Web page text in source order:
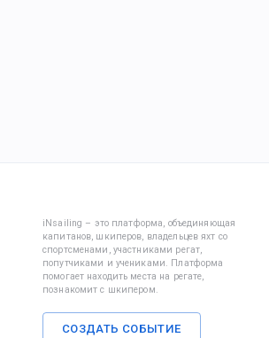
iNsailing – это платформа, объединяющая
капитанов, шкиперов, владельцев яхт со
спортсменами, участниками регат,
попутчиками и учениками. Платформа
помогает находить места на регате,
познакомит с шкипером.
СОЗДАТЬ СОБЫТИЕ